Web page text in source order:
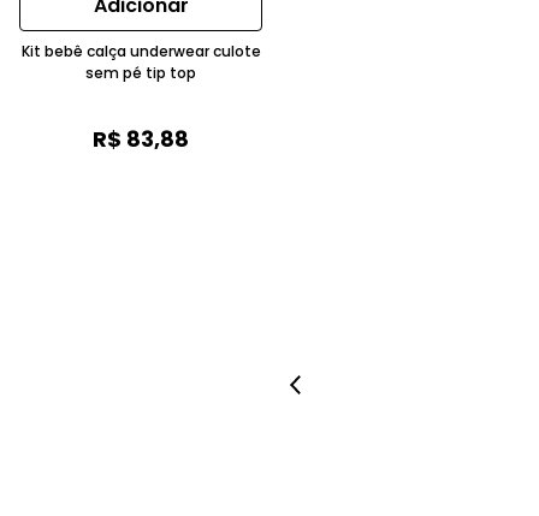
Kit bebê calça underwear culote
sem pé tip top
R$ 83,88